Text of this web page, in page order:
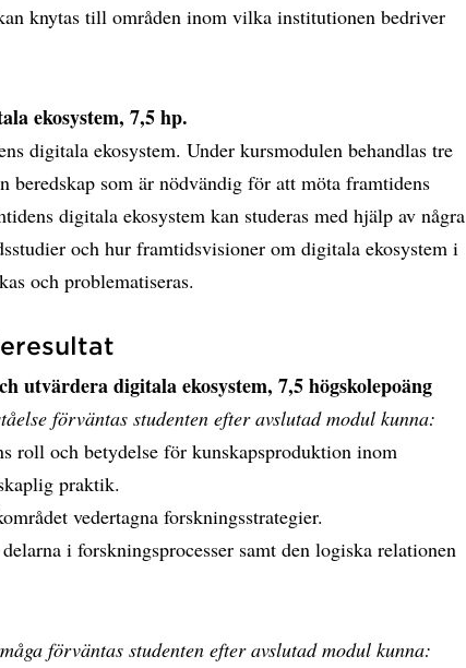
knytas till områden inom vilka institutionen bedriver
ekosystem, 7,5 hp.
digitala ekosystem. Under kursmodulen behandlas tre
beredskap som är nödvändig för att möta framtidens
digitala ekosystem kan studeras med hjälp av några
och hur framtidsvisioner om digitala ekosystem i
och problematiseras.
utvärdera digitala ekosystem, 7,5 högskolepoäng
förväntas studenten efter avslutad modul kunna:
roll och betydelse för kunskapsproduktion inom
praktik.
vedertagna forskningsstrategier.
i forskningsprocesser samt den logiska relationen
förväntas studenten efter avslutad modul kunna: